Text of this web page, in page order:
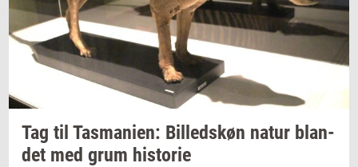
Tag til Tas­ma­ni­en: Bil­leds­køn natur blan­
det med grum hi­sto­rie